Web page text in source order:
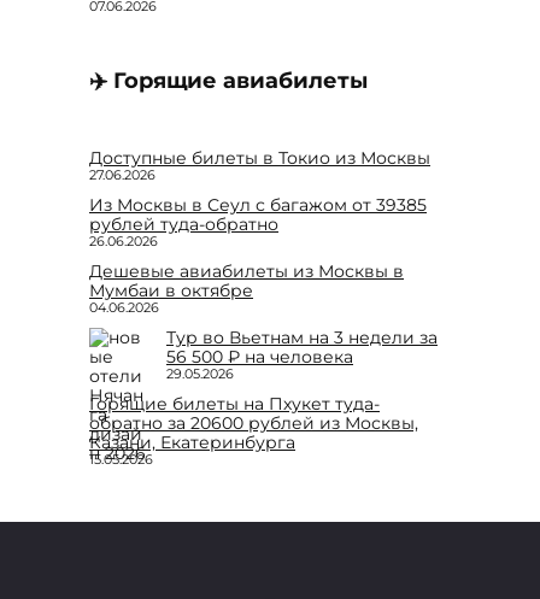
07.06.2026
✈️ Горящие авиабилеты
Доступные билеты в Токио из Москвы
27.06.2026
Из Москвы в Сеул с багажом от 39385
рублей туда-обратно
26.06.2026
Дешевые авиабилеты из Москвы в
Мумбаи в октябре
04.06.2026
Тур во Вьетнам на 3 недели за
56 500 ₽ на человека
29.05.2026
Горящие билеты на Пхукет туда-
обратно за 20600 рублей из Москвы,
Казани, Екатеринбурга
15.05.2026